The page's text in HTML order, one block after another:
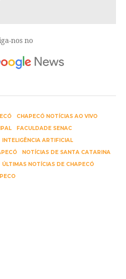
nos no
CHAPECÓ NOTÍCIAS AO VIVO
FACULDADE SENAC
INTELIGÊNCIA ARTIFICIAL
NOTÍCIAS DE SANTA CATARINA
ÚLTIMAS NOTÍCIAS DE CHAPECÓ